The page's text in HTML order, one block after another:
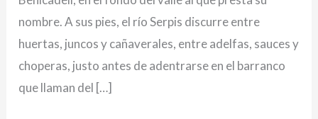
nombre. A sus pies, el río Serpis discurre entre
huertas, juncos y cañaverales, entre adelfas, sauces y
choperas, justo antes de adentrarse en el barranco
que llaman del […]